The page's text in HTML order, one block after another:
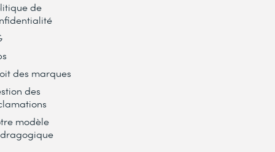
de
des marques
des
modèle